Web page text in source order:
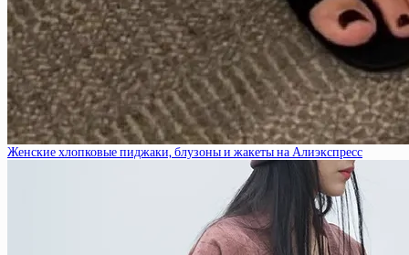
Женские хлопковые пиджаки, блузоны и жакеты на Алиэкспресс